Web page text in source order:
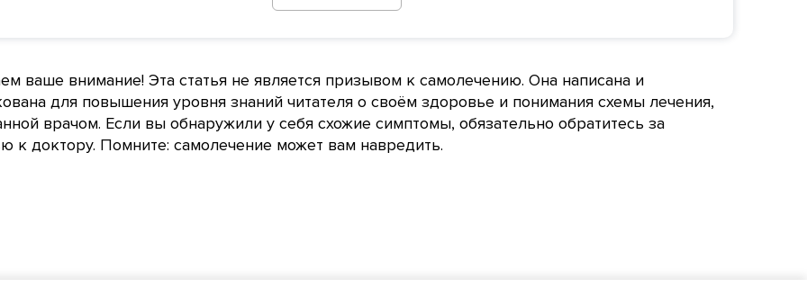
ваше внимание! Эта статья не является призывом к самолечению. Она написана и
для повышения уровня знаний читателя о своём здоровье и понимания схемы лечения,
врачом. Если вы обнаружили у себя схожие симптомы, обязательно обратитесь за
к доктору. Помните: самолечение может вам навредить.